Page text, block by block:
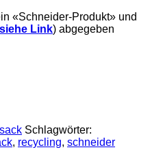
«Schneider-Produkt» und
siehe Link) abgegeben
Schlagwörter:
, recycling, schneider